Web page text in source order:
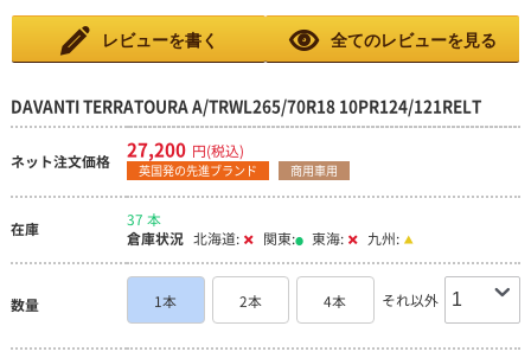
レビューを書く 全てのレビューを見る
DAVANTI TERRATOURA A/TRWL265/70R18 10PR124/121RELT
ネット注文価格 27,200 円(税込)
英国発の先進ブランド 商用車用
在庫
37 本
倉庫状況 北海道: 関東: 東海: 九州:
数量 1本 2本 4本 それ以外